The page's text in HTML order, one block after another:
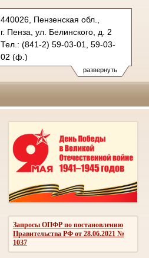
развернуть
440026, Пензенская обл.,
г. Пенза, ул. Белинского, д. 2
Тел.: (841-2) 59-03-01, 59-03-
02 (ф.)
zheleznodorozhnii.pnz@sudrf.ru
Запросы ОПФР по постановлению
Правительства РФ от 28.06.2021 №
1037